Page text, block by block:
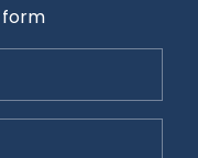
form